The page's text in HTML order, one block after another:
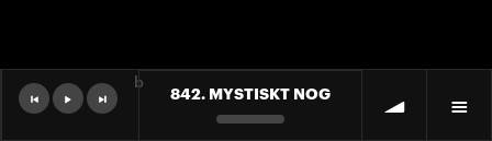
842. MYSTISKT NOG
b